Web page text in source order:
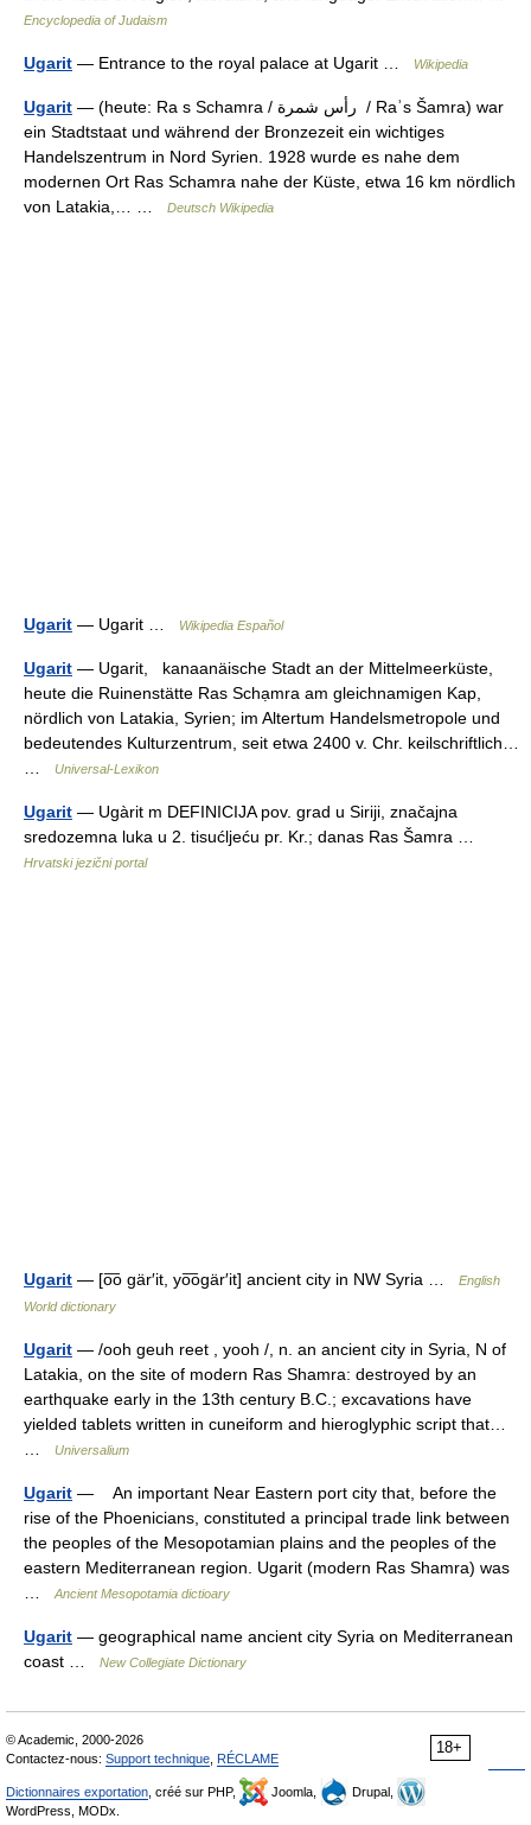
Encyclopedia of Judaism
Ugarit — Entrance to the royal palace at Ugarit … Wikipedia
Ugarit — (heute: Ra s Schamra / ‏رأس شمرة ‎ / Raʾs Šamra) war
ein Stadtstaat und während der Bronzezeit ein wichtiges
Handelszentrum in Nord Syrien. 1928 wurde es nahe dem
modernen Ort Ras Schamra nahe der Küste, etwa 16 km nördlich
von Latakia,… …
Deutsch Wikipedia
Ugarit — Ugarit … Wikipedia Español
Ugarit — Ugarit, kanaanäische Stadt an der Mittelmeerküste,
heute die Ruinenstätte Ras Schạmra am gleichnamigen Kap,
nördlich von Latakia, Syrien; im Altertum Handelsmetropole und
bedeutendes Kulturzentrum, seit etwa 2400 v. Chr. keilschriftlich…
Universal-Lexikon
Ugarit — Ugàrit m DEFINICIJA pov. grad u Siriji, značajna
sredozemna luka u 2. tisućljeću pr. Kr.; danas Ras Šamra …
Hrvatski jezični portal
Ugarit — [o͞o gär′it, yo͞ogär′it] ancient city in NW Syria …
English
World dictionary
Ugarit — /ooh geuh reet , yooh /, n. an ancient city in Syria, N of
Latakia, on the site of modern Ras Shamra: destroyed by an
earthquake early in the 13th century B.C.; excavations have
yielded tablets written in cuneiform and hieroglyphic script that…
Universalium
Ugarit — An important Near Eastern port city that, before the
rise of the Phoenicians, constituted a principal trade link between
the peoples of the Mesopotamian plains and the peoples of the
eastern Mediterranean region. Ugarit (modern Ras Shamra) was
Ancient Mesopotamia dictioary
Ugarit — geographical name ancient city Syria on Mediterranean
coast …
New Collegiate Dictionary
18+
© Academic, 2000-2026
Contactez-nous: Support technique RÉCLAME
Dictionnaires exportation , créé sur PHP, Joomla,
Drupal,
WordPress, MODx.